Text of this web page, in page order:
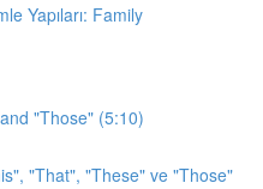
Yapıları: Family
"Those" (5:10)
"That", "These" ve "Those"